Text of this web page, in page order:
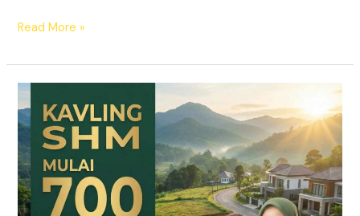
Read More »
HARMONI
PRIME
EAST
BOGOR
–
KAVLING
SHM